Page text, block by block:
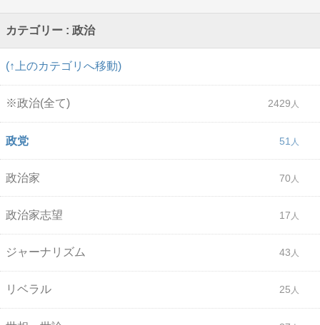
カテゴリー : 政治
(↑上のカテゴリへ移動)
※政治(全て) 2429
政党 51
政治家 70
政治家志望 17
ジャーナリズム 43
リベラル 25